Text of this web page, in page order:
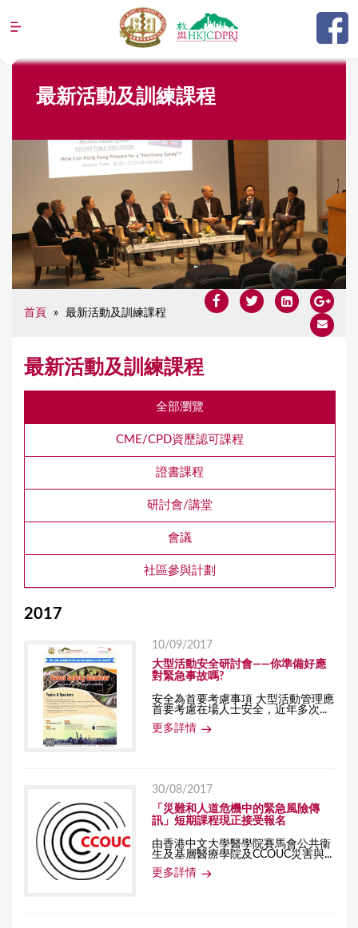
Jump to navigation
h
e
r
最新活動及訓練課程
首頁 » 最新活動及訓練課程
最新活動及訓練課程
全部瀏覽
CME/CPD資歷認可課程
證書課程
研討會/講堂
會議
社區參與計劃
2017
10/09/2017
大型活動安全研討會——你準備好應
對緊急事故嗎?
安全為首要考慮事項 大型活動管理應
首要考慮在場人士安全，近年多次...
更多詳情
30/08/2017
「災難和人道危機中的緊急風險傳
訊」短期課程現正接受報名
由香港中文大學醫學院賽馬會公共衞
生及基層醫療學院及CCOUC災害與...
更多詳情